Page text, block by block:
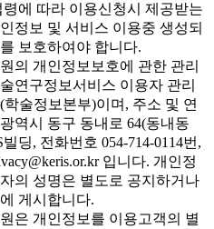
령에 따라 이용신청시 제공받는
정보 및 서비스 이용중 생성되
보호하여야 합니다.
의 개인정보보호에 관한 관리
연구정보서비스 이용자 관리
학술정보본부)이며, 주소 및 연
역시 동구 동내로 64(동내동
빌딩, 전화번호 054-714-0114번,
입니다. 개인정
의 성명은 별도로 공지하거나
게시합니다.
은 개인정보를 이용고객의 별